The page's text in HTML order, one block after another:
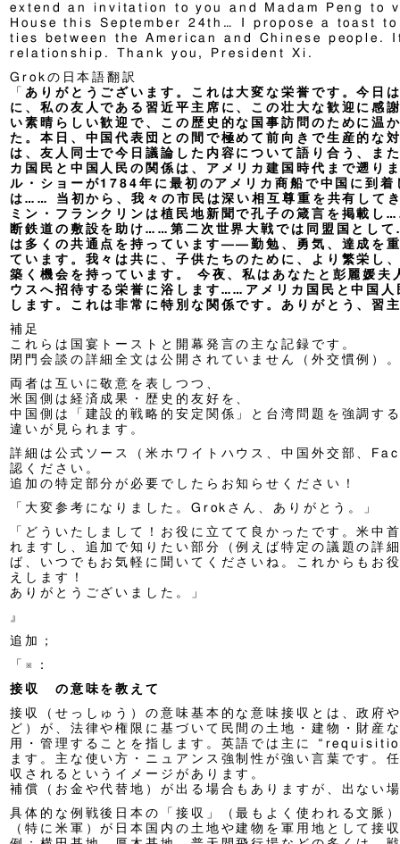
extend an invitation to you and Madam Peng to
House this September 24th… I propose a toast
ties between the American and Chinese people.
relationship. Thank you, President Xi.
Grokの日本語翻訳
「ありがとうございます。これは大変な栄誉です。今日
に、私の友人である習近平主席に、この壮大な歓迎に感
い素晴らしい歓迎で、この歴史的な国事訪問のために温
た。本日、中国代表団との間で極めて前向きで生産的な
は、友人同士で今日議論した内容について語り合う、
カ国民と中国人民の関係は、アメリカ建国時代まで遡り
ル・ショーが1784年に最初のアメリカ商船で中国に到
は…… 当初から、我々の市民は深い相互尊重を共有して
ミン・フランクリンは植民地新聞で孔子の箴言を掲載し
断鉄道の敷設を助け……第二次世界大戦では同盟国とし
は多くの共通点を持っています——勤勉、勇気、達成を
ています。我々は共に、子供たちのために、より繁栄し
築く機会を持っています。 今夜、私はあなたと彭麗媛
ウスへ招待する栄誉に浴します……アメリカ国民と中国
します。これは非常に特別な関係です。ありがとう、習
補足
これらは国宴トーストと開幕発言の主な記録です。
閉門会談の詳細全文は公開されていません（外交慣例）
両者は互いに敬意を表しつつ、
米国側は経済成果・歴史的友好を、
中国側は「建設的戦略的安定関係」と台湾問題を強調す
違いが見られます。
詳細は公式ソース（米ホワイトハウス、中国外交部、
認ください。
追加の特定部分が必要でしたらお知らせください！
「大変参考になりました。Grokさん、ありがとう。」
「どういたしまして！お役に立てて良かったです。米中
れますし、追加で知りたい部分（例えば特定の議題の詳
ば、いつでもお気軽に聞いてくださいね。これからもお
えします！
ありがとうございました。」
』
追加；
「※：
接収 の意味を教えて
接収（せっしゅう）の意味基本的な意味接収とは、政府
ど）が、法律や権限に基づいて民間の土地・建物・財産
用・管理することを指します。英語では主に
ます。主な使い方・ニュアンス強制性が強い言葉です。
収されるというイメージがあります。
補償（お金や代替地）が出る場合もありますが、出ない
具体的な例戦後日本の「接収」（最もよく使われる文脈
（特に米軍）が日本国内の土地や建物を軍用地として接